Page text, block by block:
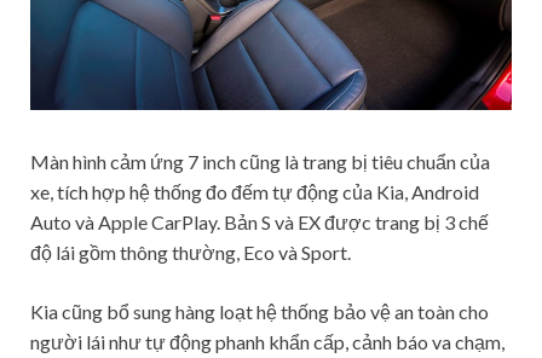
Màn hình cảm ứng 7 inch cũng là trang bị tiêu chuẩn của
xe, tích hợp hệ thống đo đếm tự động của Kia, Android
Auto và Apple CarPlay. Bản S và EX được trang bị 3 chế
độ lái gồm thông thường, Eco và Sport.
Kia cũng bổ sung hàng loạt hệ thống bảo vệ an toàn cho
người lái như tự động phanh khẩn cấp, cảnh báo va chạm,